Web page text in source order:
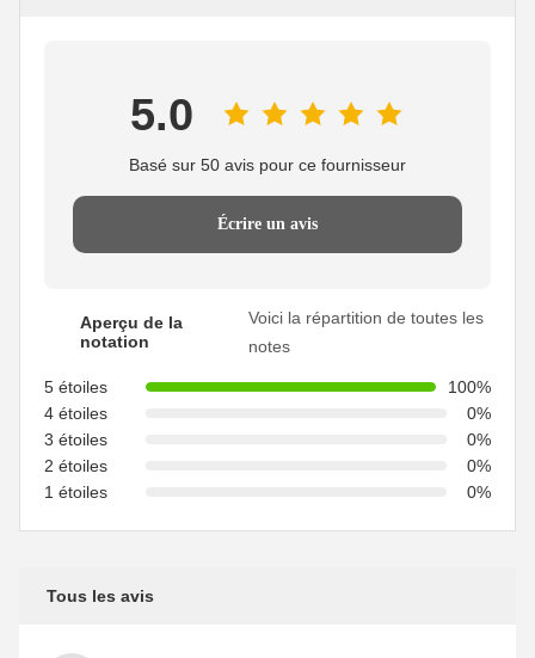
5.0
Basé sur 50 avis pour ce fournisseur
Écrire un avis
Aperçu de la
notation
Voici la répartition de toutes les
notes
5 étoiles
100%
4 étoiles
0%
3 étoiles
0%
2 étoiles
0%
1 étoiles
0%
Tous les avis